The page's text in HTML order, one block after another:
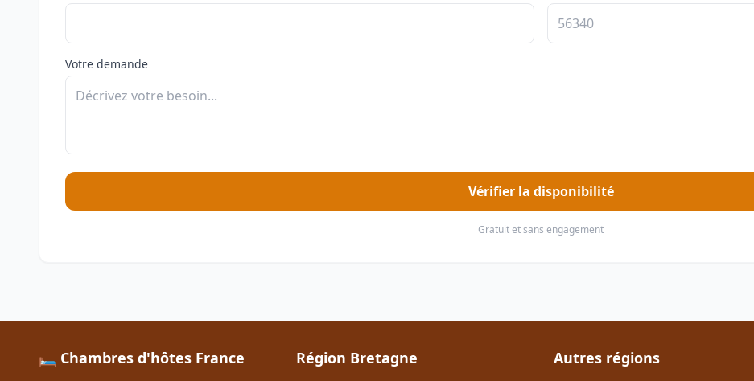
Votre demande
Vérifier la disponibilité
Gratuit et sans engagement
🛏️ Chambres d'hôtes France Région Bretagne Autres régions